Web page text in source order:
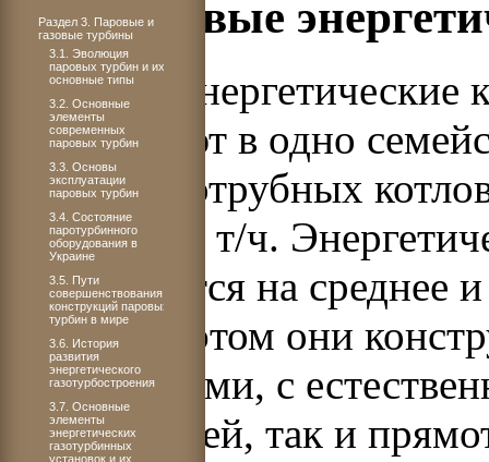
2.4. Паровые
Паровые
объединяют в одно
типов водотрубных
100 до 640 т/ч.
выпускаются на среднее
пара, при этом они
барабанными, с
циркуляцией, так и
Раздел 3. Паровые и
газовые турбины
3.1. Эволюция
паровых турбин и их
основные типы
3.2. Основные
элементы
современных
паровых турбин
3.3. Основы
эксплуатации
паровых турбин
3.4. Состояние
паротурбинного
оборудования в
Украине
3.5. Пути
совершенствования
конструкций паровых
турбин в мире
3.6. История
развития
энергетического
газотурбостроения
3.7. Основные
элементы
энергетических
газотурбинных
установок и их